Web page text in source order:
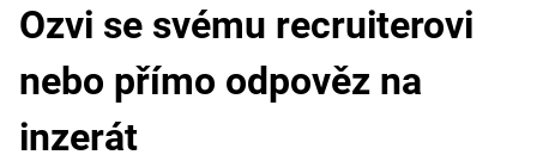
Ozvi se svému recruiterovi
nebo přímo odpověz na
inzerát